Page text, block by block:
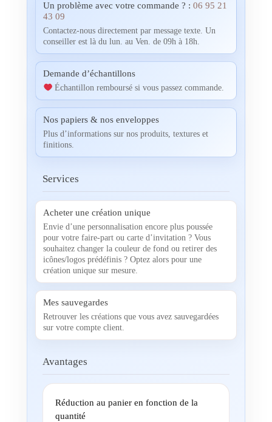
Un problème avec votre commande ? : 06 95 21
43 09
Contactez-nous directement par message texte. Un
conseiller est là du lun. au Ven. de 09h à 18h.
Demande d’échantillons
Échantillon remboursé si vous passez commande.
Nos papiers & nos enveloppes
Plus d’informations sur nos produits, textures et
finitions.
Services
Acheter une création unique
Envie d’une personnalisation encore plus poussée
pour votre faire-part ou carte d’invitation ? Vous
souhaitez changer la couleur de fond ou retirer des
icônes/logos prédéfinis ? Optez alors pour une
création unique sur mesure.
Mes sauvegardes
Retrouver les créations que vous avez sauvegardées
sur votre compte client.
Avantages
Réduction au panier en fonction de la
quantité